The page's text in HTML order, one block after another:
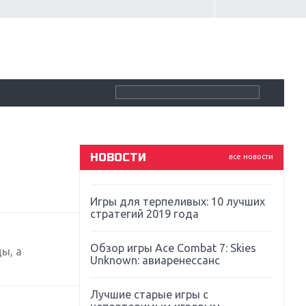
а
все новости
НОВОСТИ
Souls
Far Cry 5: хвалить нельзя ругать
Игры для терпеливых: 10 лучших
стратегий 2019 года
Обзор игры Ace Combat 7: Skies
Unknown: авиаренессанс
Лучшие старые игры с